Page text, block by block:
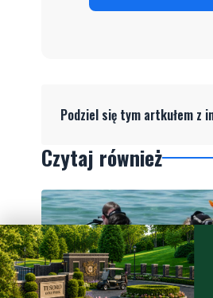
Podziel się tym artkułem z
Czytaj również